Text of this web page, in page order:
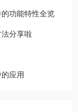
功能特性全览
分享啦
应用